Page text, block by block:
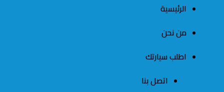
الرئيسية
من نحن
اطلب سيارتك
اتصل بنا